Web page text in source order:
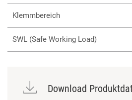
Klemmbereich
SWL (Safe Working Load)
Download